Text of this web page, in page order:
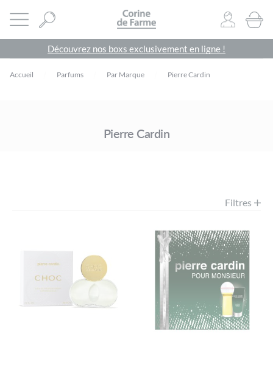
Ouvrir le menu CORINE DE FARME SITE OFFICIEL
0
Découvrez nos boxs exclusivement en ligne !
Accueil Parfums Par Marque Pierre Cardin
Pierre Cardin
Filtres